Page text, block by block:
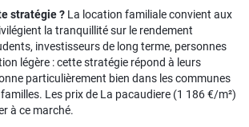
stratégie ? La location familiale convient aux
la tranquillité sur le rendement
investisseurs de long terme, personnes
légère : cette stratégie répond à leurs
particulièrement bien dans les communes
Les prix de La pacaudiere (1 186 €/m²)
à ce marché.